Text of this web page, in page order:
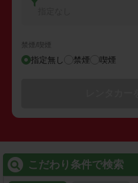
禁煙/喫煙
指定無し 禁煙 喫煙
こだわり条件で検索